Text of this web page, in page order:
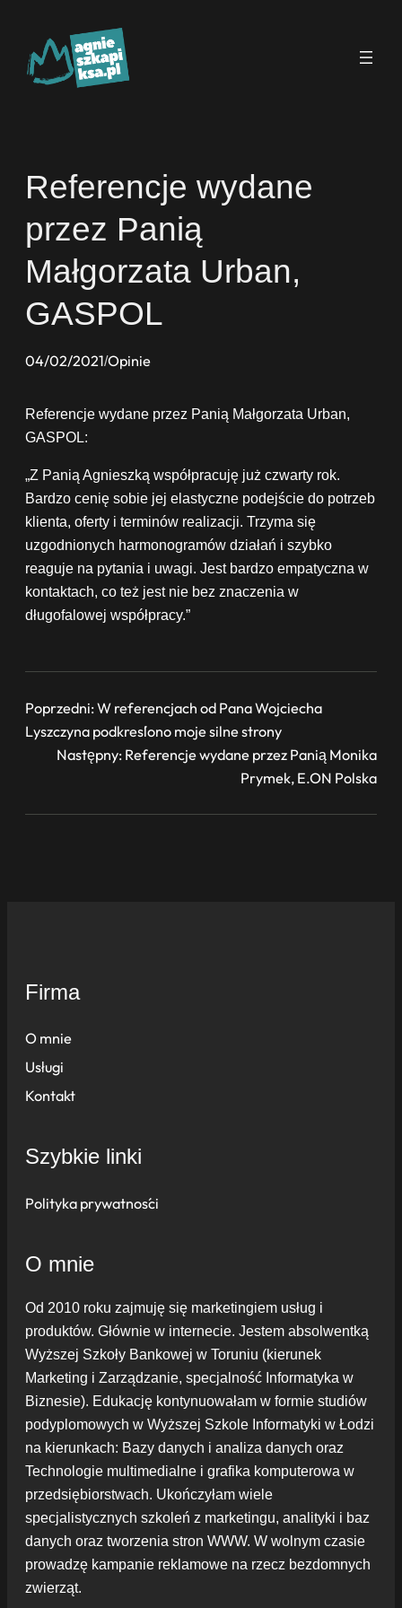
treści
Referencje wydane
przez Panią
Małgorzata Urban,
GASPOL
04/02/2021/Opinie
Referencje wydane przez Panią Małgorzata Urban,
GASPOL:
„Z Panią Agnieszką współpracuję już czwarty rok.
Bardzo cenię sobie jej elastyczne podejście do potrzeb
klienta, oferty i terminów realizacji. Trzyma się
uzgodnionych harmonogramów działań i szybko
reaguje na pytania i uwagi. Jest bardzo empatyczna w
kontaktach, co też jest nie bez znaczenia w
długofalowej współpracy.”
Poprzedni:W referencjach od Pana Wojciecha
Lyszczyna podkreślono moje silne strony
Następny: Referencje wydane przez Panią Monika
Prymek, E.ON Polska
Firma
O mnie
Usługi
Kontakt
Szybkie linki
Polityka prywatności
O mnie
Od 2010 roku zajmuję się marketingiem usług i
produktów. Głównie w internecie. Jestem absolwentką
Wyższej Szkoły Bankowej w Toruniu (kierunek
Marketing i Zarządzanie, specjalność Informatyka w
Biznesie). Edukację kontynuowałam w formie studiów
podyplomowych w Wyższej Szkole Informatyki w Łodzi
na kierunkach: Bazy danych i analiza danych oraz
Technologie multimedialne i grafika komputerowa w
przedsiębiorstwach. Ukończyłam wiele
specjalistycznych szkoleń z marketingu, analityki i baz
danych oraz tworzenia stron WWW. W wolnym czasie
prowadzę kampanie reklamowe na rzecz bezdomnych
zwierząt.